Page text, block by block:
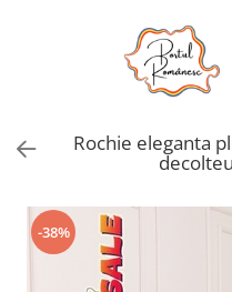
Pijamale Dama Marimi Mari
Pijamale Baieti
Pijamale Fetite
Imbracaminte copii
Imbracaminte Baieti
Rochie eleganta
-38%